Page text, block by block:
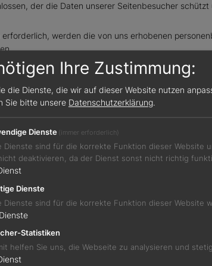
der die Daten unserer Seitenbesucher schützt
werden die von uns erhobenen
für Waren mit digitalen Elementen oder
gemäß Art. 6 Abs. 1 lit. c
verwendet und zu diesem Zweck durch uns
Dienstleister(n) zusammen, die uns ganz
personenbezogene Daten übermittelt.
S.a. r.l., 38 avenue John F. Kennedy, L-1855
werden gemäß Art. 6 Abs. 1 lit. b DSGVO
für die Abwicklung der Bestellung tatsächlich
GmbH, Sträßchensweg 10, 53113 Bonn,
1 lit. a DSGVO vor der Zustellung der Ware
erteilt haben. Anderenfalls geben wir
erfolgt nur, soweit dies für die Warenlieferung
Ihre Zustimmung:
die Dienste, die wir auf dieser Website nutzen
Sie bitte unsere Datenschutzerklärung.
Dienste (immer erforderlich)
Dienste sind für die korrekte Funktion dieser Website
deaktivieren, da der Dienst sonst nicht richtig
Dienste
Dienste sind für die korrekte Funktion dieser Website
Dienste
Statistiken
helfen Sie uns, die Webseite zu analysieren und